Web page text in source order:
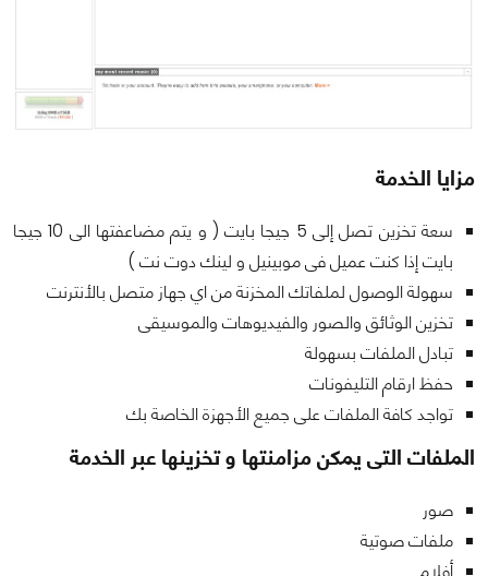
مزايا الخدمة
سعة تخزين تصل إلى 5 جيجا بايت ( و يتم مضاعفتها الى 10 جيجا
بايت إذا كنت عميل فى موبينيل و لينك دوت نت )
سهولة الوصول لملفاتك المخزنة من اي جهاز متصل بالأنترنت
تخزين الوثائق والصور والفيديوهات والموسيقى
تبادل الملفات بسهولة
حفظ ارقام التليفونات
تواجد كافة الملفات على جميع الأجهزة الخاصة بك
الملفات التى يمكن مزامنتها و تخزينها عبر الخدمة
صور
ملفات صوتية